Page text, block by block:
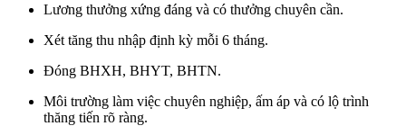
Lương thưởng xứng đáng và có thưởng chuyên cần.
Xét tăng thu nhập định kỳ mỗi 6 tháng.
Đóng BHXH, BHYT, BHTN.
Môi trường làm việc chuyên nghiệp, ấm áp và có lộ trình
thăng tiến rõ ràng.